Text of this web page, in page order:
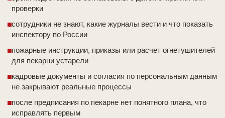
проверки
сотрудники не знают, какие журналы вести и что показать
инспектору по России
пожарные инструкции, приказы или расчет огнетушителей
для пекарни устарели
кадровые документы и согласия по персональным данным
не закрывают реальные процессы
после предписания по пекарне нет понятного плана, что
исправлять первым